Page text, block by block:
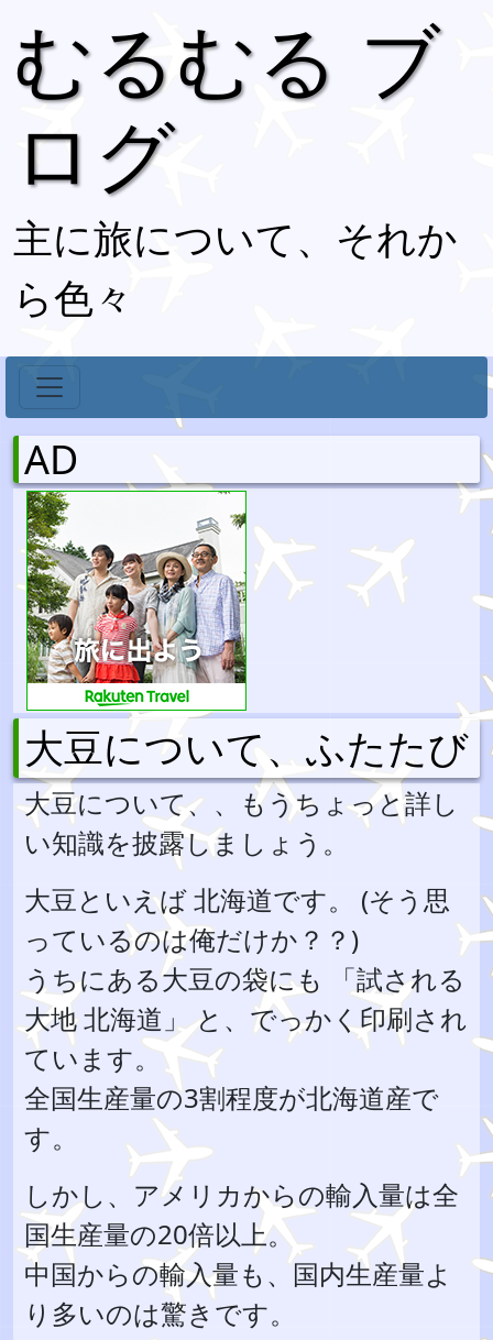
むるむる ブ
ログ
主に旅について、それか
ら色々
AD
大豆について、ふたたび
大豆について、、もうちょっと詳し
い知識を披露しましょう。
大豆といえば 北海道です。 (そう思
っているのは俺だけか？？)
うちにある大豆の袋にも 「試される
大地 北海道」 と、でっかく印刷され
ています。
全国生産量の3割程度が北海道産で
す。
しかし、アメリカからの輸入量は全
国生産量の20倍以上。
中国からの輸入量も、国内生産量よ
り多いのは驚きです。